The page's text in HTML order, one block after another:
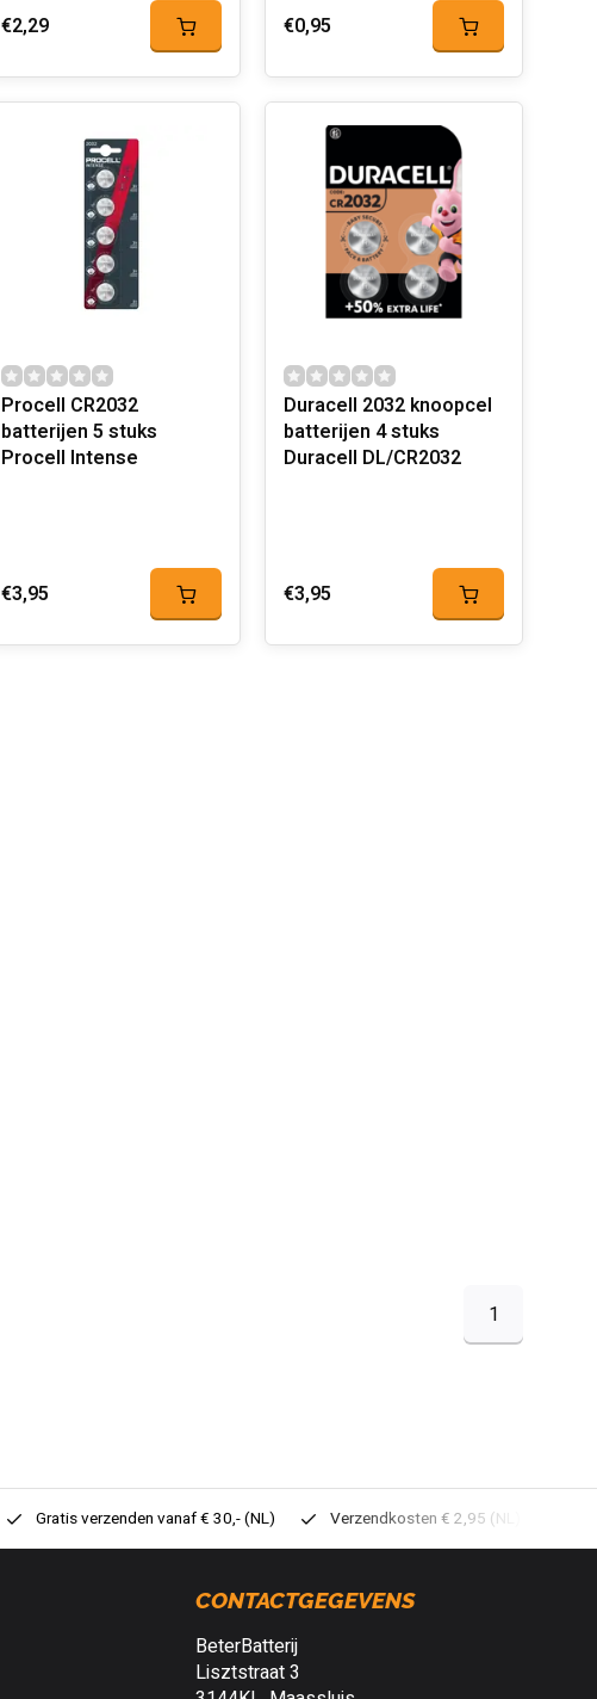
€2,29 €0,95
Procell CR2032
batterijen 5 stuks
Procell Intense
€3,95
Duracell 2032 knoopcel
batterijen 4 stuks
Duracell DL/CR2032
€3,95
1
Gratis verzenden vanaf € 30,- (NL) Verzendkosten € 2,95 (NL)
CONTACTGEGEVENS
BeterBatterij
Lisztstraat 3